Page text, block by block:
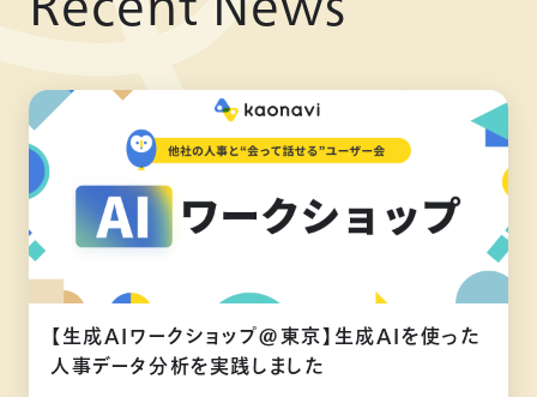
【生成AIワークショップ@東京】生成AIを使った
人事データ分析を実践しました